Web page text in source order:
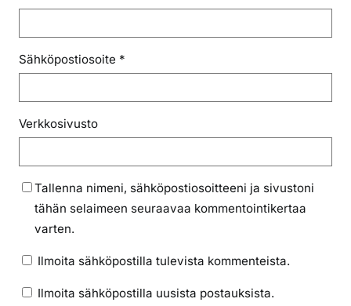
Sähköpostiosoite *
Verkkosivusto
Tallenna nimeni, sähköpostiosoitteeni ja sivustoni
tähän selaimeen seuraavaa kommentointikertaa
varten.
Ilmoita sähköpostilla tulevista kommenteista.
Ilmoita sähköpostilla uusista postauksista.